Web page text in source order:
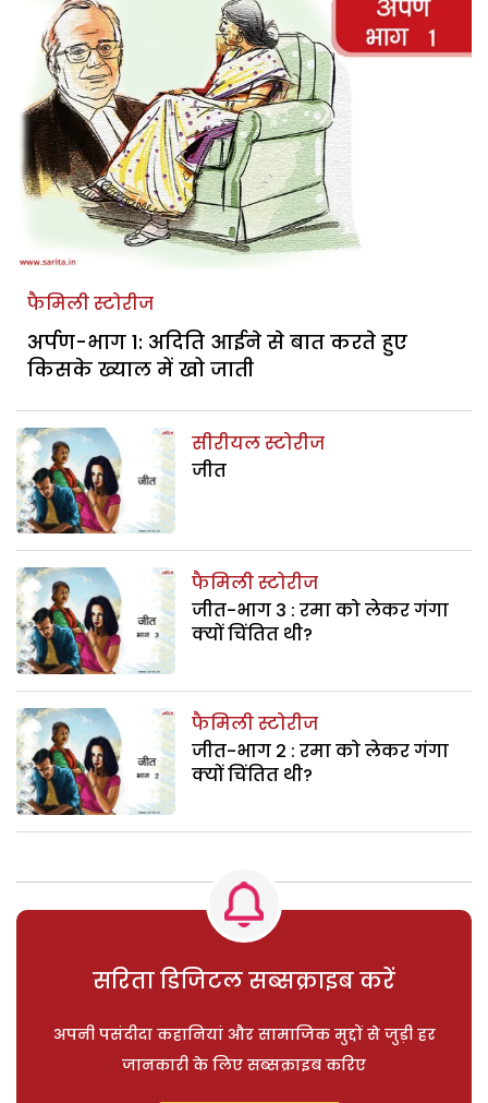
फैमिली स्टोरीज
अर्पण-भाग 1: अदिति आईने से बात करते हुए
किसके ख्याल में खो जाती
सीरीयल स्टोरीज
जीत
फैमिली स्टोरीज
जीत-भाग 3 : रमा को लेकर गंगा
क्यों चिंतित थी?
फैमिली स्टोरीज
जीत-भाग 2 : रमा को लेकर गंगा
क्यों चिंतित थी?
सरिता डिजिटल सब्सक्राइब करें
अपनी पसंदीदा कहानियां और सामाजिक मुद्दों से जुड़ी हर
जानकारी के लिए सब्सक्राइब करिए